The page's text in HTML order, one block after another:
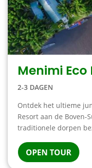
Menimi
2-3 DAGEN
Ontdek het ultieme
Resort aan de Boven-
traditionele dorpen
OPEN TOUR